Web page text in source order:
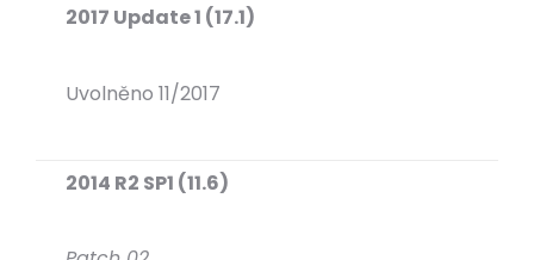
2017 Update 1 (17.1)
Uvolněno 11/2017
2014 R2 SP1 (11.6)